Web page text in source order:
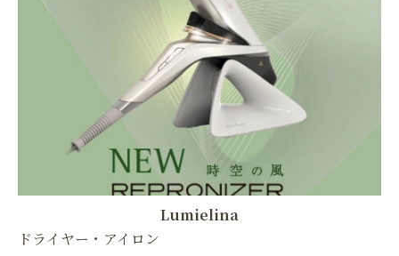
Lumielina
ドライヤー・アイロン